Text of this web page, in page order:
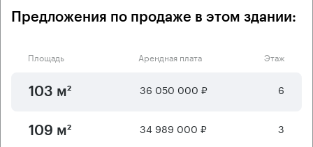
Предложения по продаже в этом здании:
Площадь Арендная плата Этаж
103 м² 36 050 000 ₽ 6
109 м² 34 989 000 ₽ 3